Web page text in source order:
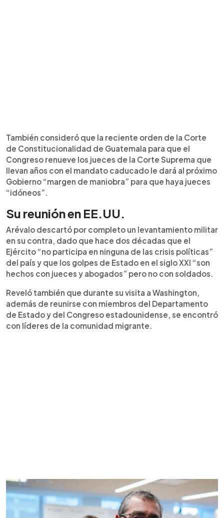
También consideró que la reciente orden de la Corte
de Constitucionalidad de Guatemala para que el
Congreso renueve los jueces de la Corte Suprema que
llevan años con el mandato caducado le dará al próximo
Gobierno “margen de maniobra” para que haya jueces
“idóneos”.
Su reunión en EE.UU.
Arévalo descartó por completo un levantamiento militar
en su contra, dado que hace dos décadas que el
Ejército “no participa en ninguna de las crisis políticas”
del país y que los golpes de Estado en el siglo XXI “son
hechos con jueces y abogados” pero no con soldados.
Reveló también que durante su visita a Washington,
además de reunirse con miembros del Departamento
de Estado y del Congreso estadounidense, se encontró
con líderes de la comunidad migrante.